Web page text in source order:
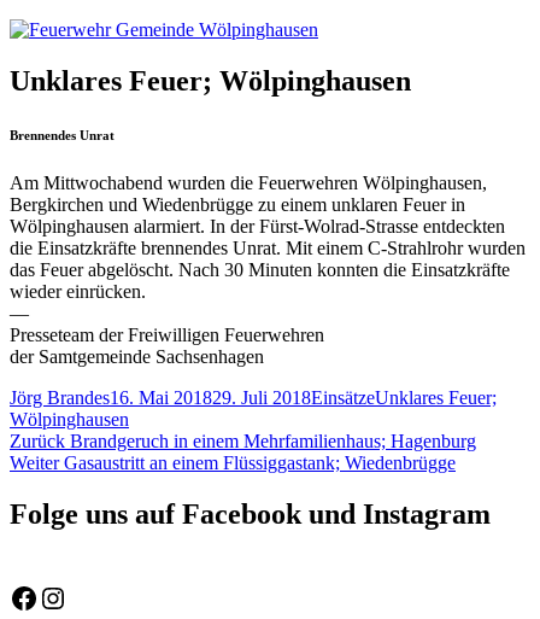
Unklares Feuer; Wölpinghausen
Brennendes Unrat
Am Mittwochabend wurden die Feuerwehren Wölpinghausen,
Bergkirchen und Wiedenbrügge zu einem unklaren Feuer in
Wölpinghausen alarmiert. In der Fürst-Wolrad-Strasse entdeckten
die Einsatzkräfte brennendes Unrat. Mit einem C-Strahlrohr wurden
das Feuer abgelöscht. Nach 30 Minuten konnten die Einsatzkräfte
wieder einrücken.
—
Presseteam der Freiwilligen Feuerwehren
der Samtgemeinde Sachsenhagen
Autor
Jörg BrandesVeröffentlicht
am
16. Mai 201829. Juli 2018Kategorien
EinsätzeSchlagwörter
Unklares Feuer;
Wölpinghausen
Beitragsnavigation
Zurück Vorheriger
Beitrag:
Brandgeruch in einem Mehrfamilienhaus; Hagenburg
Weiter Nächster
Gasaustritt an einem Flüssiggastank; Wiedenbrügge
Folge uns auf Facebook und Instagram
Feuerwehr Gemeinde Wölpinghausen
fw_gemeinde_woelpinghausen